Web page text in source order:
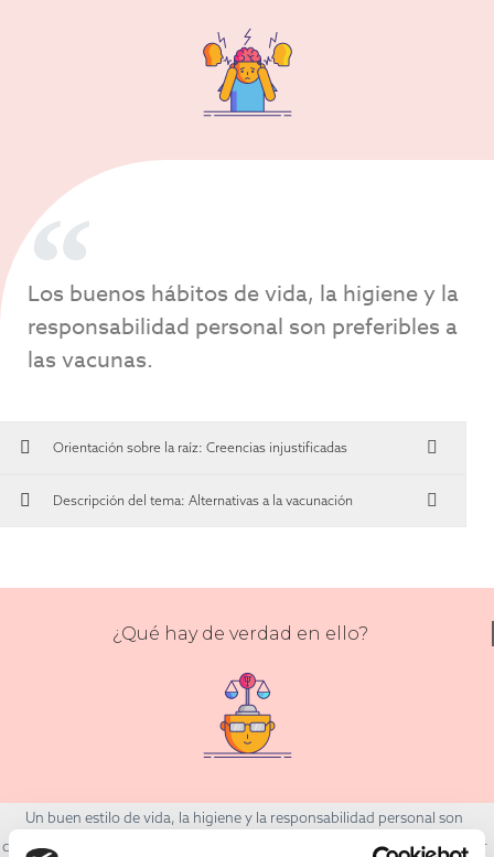
Los buenos hábitos de vida, la higiene y la
responsabilidad personal son preferibles a
las vacunas.
Orientación sobre la raíz: Creencias injustificadas
Descripción del tema: Alternativas a la vacunación
¿Qué hay de verdad en ello?
Un buen estilo de vida, la higiene y la responsabilidad personal son
componentes importantes en la lucha contra las enfermedades. Practicar